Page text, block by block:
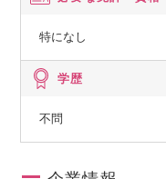
特になし
学歴
不問